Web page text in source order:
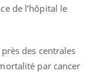
de l’hôpital le
des centrales
par cancer